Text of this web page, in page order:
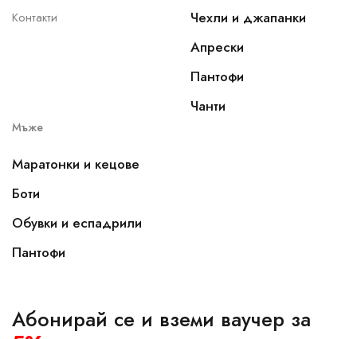
Контакти
Чехли и джапанки
Апрески
Пантофи
Чанти
Мъже
Маратонки и кецове
Боти
Обувки и еспадрили
Пантофи
Абонирай се и вземи ваучер за